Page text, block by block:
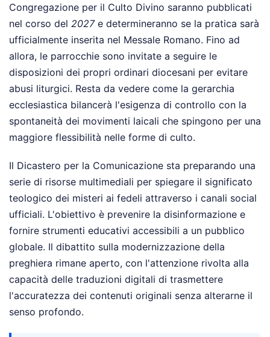
Congregazione per il Culto Divino saranno pubblicati
nel corso del 2027e determineranno se la pratica sarà
ufficialmente inserita nel Messale Romano. Fino ad
allora, le parrocchie sono invitate a seguire le
disposizioni dei propri ordinari diocesani per evitare
abusi liturgici. Resta da vedere come la gerarchia
ecclesiastica bilancerà l'esigenza di controllo con la
spontaneità dei movimenti laicali che spingono per una
maggiore flessibilità nelle forme di culto.
Il Dicastero per la Comunicazione sta preparando una
serie di risorse multimediali per spiegare il significato
teologico dei misteri ai fedeli attraverso i canali social
ufficiali. L'obiettivo è prevenire la disinformazione e
fornire strumenti educativi accessibili a un pubblico
globale. Il dibattito sulla modernizzazione della
preghiera rimane aperto, con l'attenzione rivolta alla
capacità delle traduzioni digitali di trasmettere
l'accuratezza dei contenuti originali senza alterarne il
senso profondo.